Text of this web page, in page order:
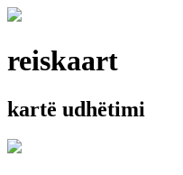
reiskaart
kartë udhëtimi